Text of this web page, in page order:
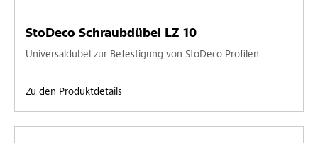
StoDeco Schraubdübel LZ 10
Universaldübel zur Befestigung von StoDeco Profilen
Zu den Produktdetails